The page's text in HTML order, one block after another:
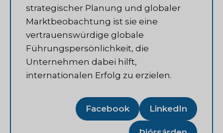
strategischer Planung und globaler
Marktbeobachtung ist sie eine
vertrauenswürdige globale
Führungspersönlichkeit, die
Unternehmen dabei hilft,
internationalen Erfolg zu erzielen.
Facebook LinkedIn